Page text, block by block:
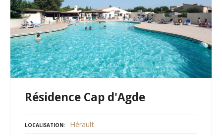
Résidence Cap d'Agde
LOCALISATION Hérault